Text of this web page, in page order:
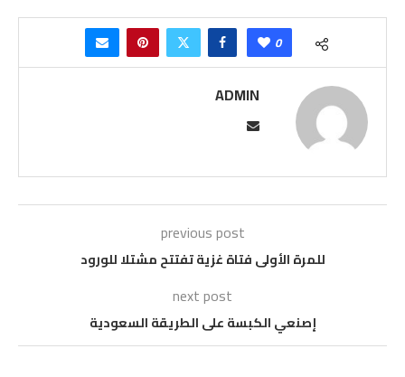
0
ADMIN
previous post
للمرة الأولى فتاة غزية تفتتح مشتلا للورود
next post
إصنعي الكبسة على الطريقة السعودية